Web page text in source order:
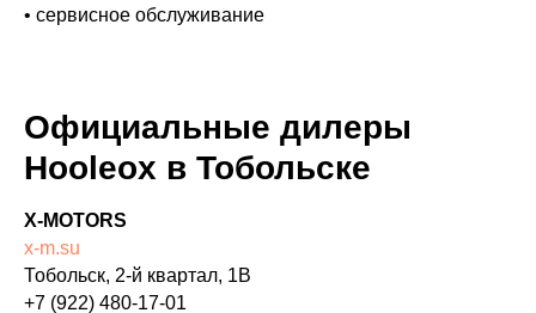
• сервисное обслуживание
Официальные дилеры
Hooleox в Тобольске
X-MOTORS
x-m.su
Тобольск, 2-й квартал, 1В
+7 (922) 480-17-01